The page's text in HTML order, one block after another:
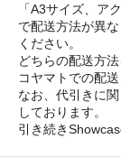
「A3サイズ、ア
で配送方法が異
ください。
どちらの配送方
コヤマトでの配送
なお、代引きに
しております。
引き続き